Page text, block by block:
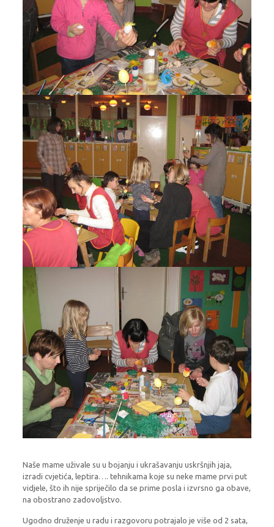
Naše mame uživale su u bojanju i ukrašavanju uskršnjih jaja,
izradi cvjetića, leptira…. tehnikama koje su neke mame prvi put
vidjele, što ih nije spriječilo da se prime posla i izvrsno ga obave,
na obostrano zadovoljstvo.
Ugodno druženje u radu i razgovoru potrajalo je više od 2 sata,